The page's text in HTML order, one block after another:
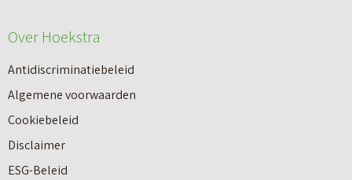
n
n
a
a
r
e
e
Over Hoekstra
Antidiscriminatiebeleid
Algemene voorwaarden
Cookiebeleid
Disclaimer
ESG-Beleid